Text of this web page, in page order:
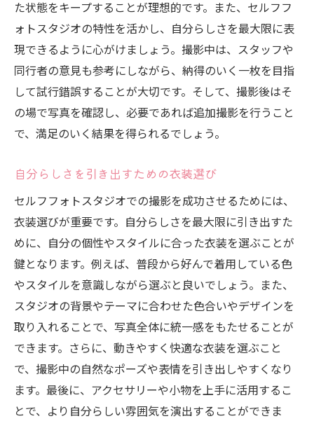
セルフフォトスタジオで写真を引き立てる
背景選び
異なる背景で自分のスタイルを表現する方
法
セルフフォトスタジオで創造性を発揮する
背景選び
を広げる
ライティングで変わる自分の魅力をセルフフォ
トスタジオで発見
セルフフォトスタジオでのライティングの
基礎
自分の魅力を引き出す光の使い方
セルフフォトスタジオでの照明の調整法
セルフフォトスタジオだからこそできる瞬間の
切り取り方
た状態をキープすることが理想的です。また、セルフフ
ォトスタジオの特性を活かし、自分らしさを最大限に表
現できるように心がけましょう。撮影中は、スタッフや
同行者の意見も参考にしながら、納得のいく一枚を目指
して試行錯誤することが大切です。そして、撮影後はそ
の場で写真を確認し、必要であれば追加撮影を行うこと
で、満足のいく結果を得られるでしょう。
自分らしさを引き出すための衣装選び
セルフフォトスタジオでの撮影を成功させるためには、
衣装選びが重要です。自分らしさを最大限に引き出すた
めに、自分の個性やスタイルに合った衣装を選ぶことが
鍵となります。例えば、普段から好んで着用している色
やスタイルを意識しながら選ぶと良いでしょう。また、
スタジオの背景やテーマに合わせた色合いやデザインを
取り入れることで、写真全体に統一感をもたせることが
できます。さらに、動きやすく快適な衣装を選ぶこと
で、撮影中の自然なポーズや表情を引き出しやすくなり
ます。最後に、アクセサリーや小物を上手に活用するこ
とで、より自分らしい雰囲気を演出することができま